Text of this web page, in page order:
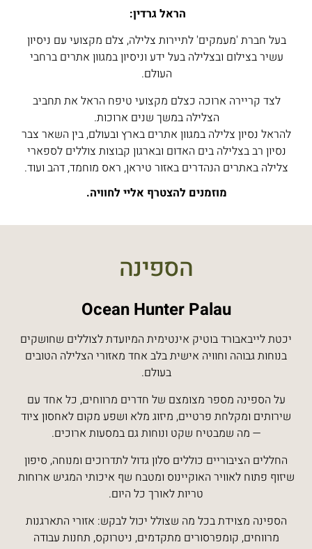
הראל גרדין:
בעל חברת 'מעמקים' לתיירות צלילה, צלם מקצועי עם ניסיון
עשיר בצילום ובצלילה בעל ידע וניסיון במגוון אתרים ברחבי
העולם.
לצד קריירה ארוכה כצלם מקצועי טיפח הראל את תחביב
הצלילה במשך שנים ארוכות.
להראל נסיון צלילה במגוון אתרים בארץ ובעולם, בין השאר צבר
נסיון רב בצלילה בים האדום ובארגון קבוצות צוללים לספארי
צלילה באתרים הנהדרים באזור טיראן, ראס מוחמד, דהב ועוד.
מוזמנים להצטרף אליי לחוויה.
הספינה
Ocean Hunter Palau
יכטת לייבאבורד בוטיק אינטימית המיועדת לצוללים שחושקים
בנוחות גבוהה וחוויה אישית בלב אחד מאזורי הצלילה הטובים
בעולם.
על הספינה מספר מצומצם של חדרים מרווחים, כל אחד עם
שירותים ומקלחת פרטיים, מיזוג מלא ושפע מקום לאחסון ציוד
— מה שמבטיח שקט ונוחות גם במסעות ארוכים.
החללים הציבוריים כוללים סלון גדול לתדרוכים ומנוחה, סיפון
שיזוף פתוח לאוויר האוקיינוס ומטבח שף איכותי המגיש ארוחות
טריות לאורך כל היום.
הספינה מצוידת בכל מה שצולל יכול לבקש: אזורי התארגנות
מרווחים, קומפרסורים מתקדמים, ניטרוקס, תחנות עבודה